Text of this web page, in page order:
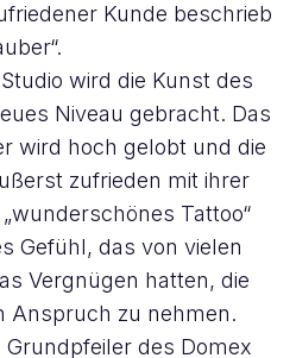
Kunde beschrieb
wird die Kunst des
Niveau gebracht. Das
wird hoch gelobt und die
zufrieden mit ihrer
Tattoo“
Gefühl, das von vielen
Vergnügen hatten, die
Anspruch zu nehmen.
Grundpfeiler des Domex